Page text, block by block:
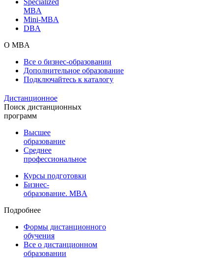
MBA
Mini-MBA
DBA
О MBA
Все о бизнес-образовании
Дополнительное образование
Подключайтесь к каталогу
Дистанционное
Поиск дистанционных
программ
Высшее
образование
Среднее
профессиональное
Курсы подготовки
Бизнес-
образование. MBA
Подробнее
Формы дистанционного
обучения
Все о дистанционном
образовании